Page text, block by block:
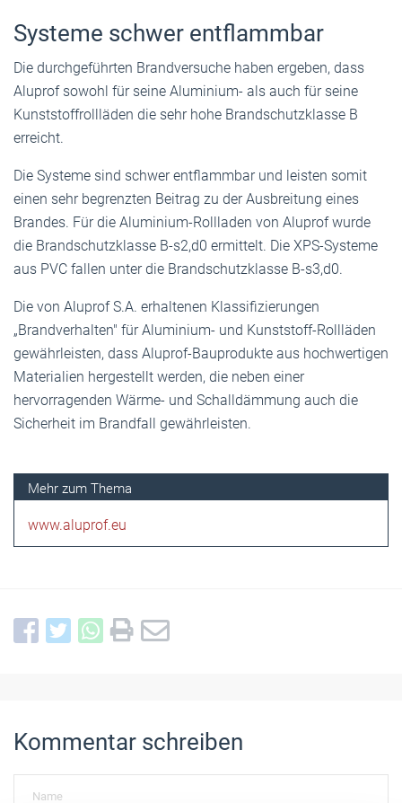
Systeme schwer entflammbar
Die durchgeführten Brandversuche haben ergeben, dass
Aluprof sowohl für seine Aluminium- als auch für seine
Kunststoffrollläden die sehr hohe Brandschutzklasse B
erreicht.
Die Systeme sind schwer entflammbar und leisten somit
einen sehr begrenzten Beitrag zu der Ausbreitung eines
Brandes. Für die Aluminium-Rollladen von Aluprof wurde
die Brandschutzklasse B-s2,d0 ermittelt. Die XPS-Systeme
aus PVC fallen unter die Brandschutzklasse B-s3,d0.
Die von Aluprof S.A. erhaltenen Klassifizierungen
„Brandverhalten" für Aluminium- und Kunststoff-Rollläden
gewährleisten, dass Aluprof-Bauprodukte aus hochwertigen
Materialien hergestellt werden, die neben einer
hervorragenden Wärme- und Schalldämmung auch die
Sicherheit im Brandfall gewährleisten.
www.aluprof.eu
Kommentar schreiben